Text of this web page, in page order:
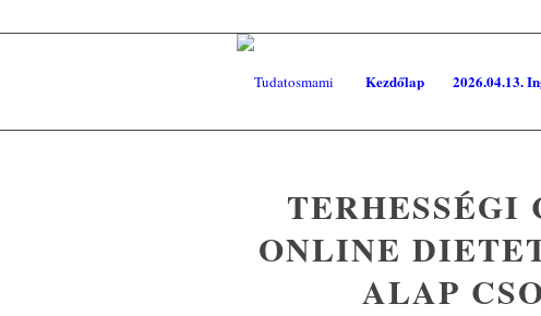
Kezdőlap 2026.04.13.
TERHESSÉGI
ONLINE
ALAP